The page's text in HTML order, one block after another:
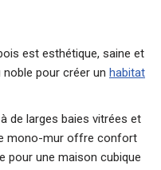
est esthétique, saine et
pour créer un habitat
de larges baies vitrées et
mono-mur offre confort
pour une maison cubique